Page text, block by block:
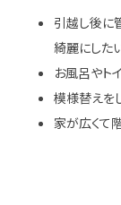
引越し後に
綺麗にした
お風呂やト
模様替えを
家が広くて